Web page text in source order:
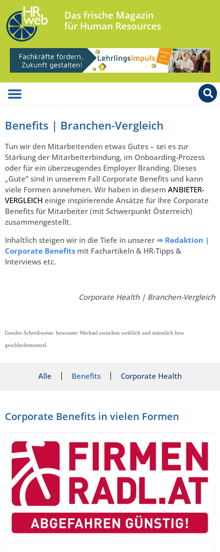
Das frische Magazin
für Human Resources
Benefits | Branchen-Vergleich
Tun wir den Mitarbeitenden etwas Gutes – sei es zur
Stärkung der Mitarbeiterbindung, im Onboarding-Prozess
oder für ein überzeugendes Employer Branding. Dieses
„Gute“ sind in unserem Fall Corporate Benefits und kann
viele Formen annehmen. Wir haben in diesem ANBIETER-
VERGLEICH einige inspirierende Ansätze für Ihre Corporate
Benefits für Mitarbeiter (mit Schwerpunkt Österreich)
zusammengestellt.
Inhaltlich steigen wir in die Tiefe in unserer ⇒ Redaktion |
Corporate Benefits mit Fachartikeln & HR-Tipps &
Interviews etc.
Corporate Health | Branchen-Vergleich
Gender-Schreibweise: bewusster Wechsel zwischen weiblich und männlich bzw
geschlechtsneutral.
Alle Benefits Corporate Health
Corporate Benefits in vielen Formen